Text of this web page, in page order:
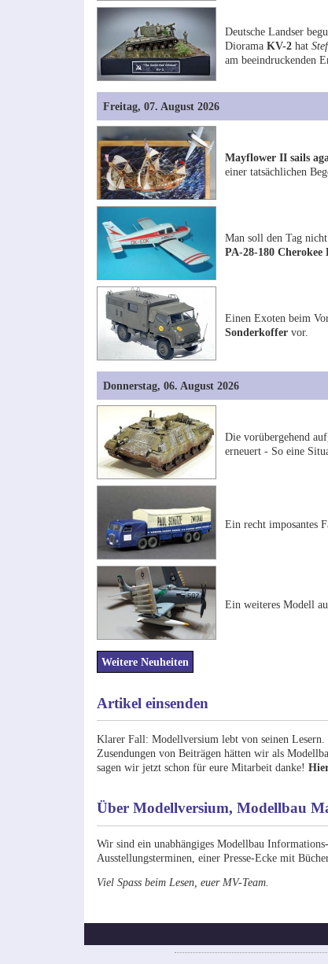
Deutsche Landser
Diorama KV-2hat
am beeindruckenden
Freitag, 07. August 2026
Mayflower II sails
einer tatsächlichen
Man soll den Tag
PA-28-180 Cherokee
Einen Exoten beim
Sonderkoffervor.
Donnerstag, 06. August 2026
Die vorübergehend
erneuert - So eine
Ein recht imposantes
Ein weiteres Modell
Weitere Neuheiten
Artikel einsenden
Klarer Fall: Modellversium lebt von seinen Lesern.
Zusendungen von Beiträgen hätten wir als
sagen wir jetzt schon für eure Mitarbeit danke!
Über Modellversium, Modellbau
Wir sind ein unabhängiges Modellbau
Ausstellungsterminen, einer Presse-Ecke mit
Viel Spass beim Lesen, euer MV-Team.